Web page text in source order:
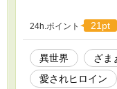
た
の思
は
あ
す
24h.ポイント 21pt
異世界 ざま
愛されヒロイン